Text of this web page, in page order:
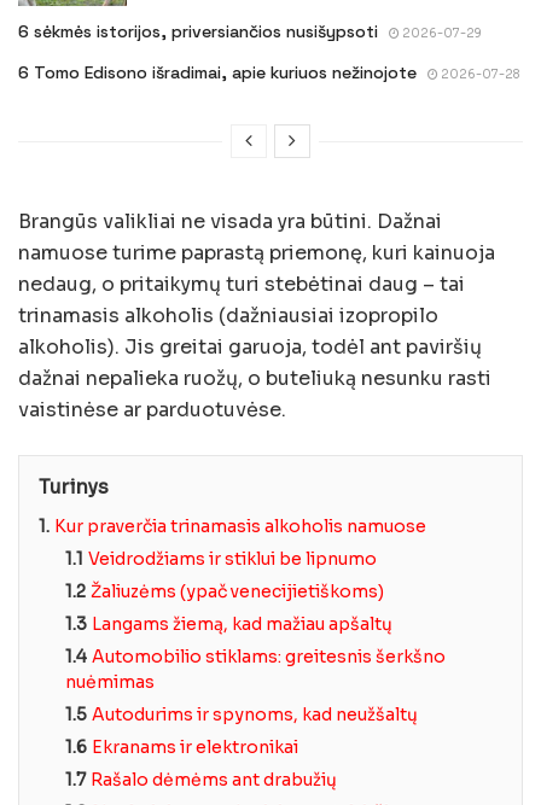
6 sėkmės istorijos, priversiančios nusišypsoti 2026-07-29
6 Tomo Edisono išradimai, apie kuriuos nežinojote 2026-07-28
Brangūs valikliai ne visada yra būtini. Dažnai
namuose turime paprastą priemonę, kuri kainuoja
nedaug, o pritaikymų turi stebėtinai daug – tai
trinamasis alkoholis (dažniausiai izopropilo
alkoholis). Jis greitai garuoja, todėl ant paviršių
dažnai nepalieka ruožų, o buteliuką nesunku rasti
vaistinėse ar parduotuvėse.
Turinys
1. Kur praverčia trinamasis alkoholis namuose
1.1 Veidrodžiams ir stiklui be lipnumo
1.2 Žaliuzėms (ypač venecijietiškoms)
1.3 Langams žiemą, kad mažiau apšaltų
1.4 Automobilio stiklams: greitesnis šerkšno
nuėmimas
1.5 Autodurims ir spynoms, kad neužšaltų
1.6 Ekranams ir elektronikai
1.7 Rašalo dėmėms ant drabužių